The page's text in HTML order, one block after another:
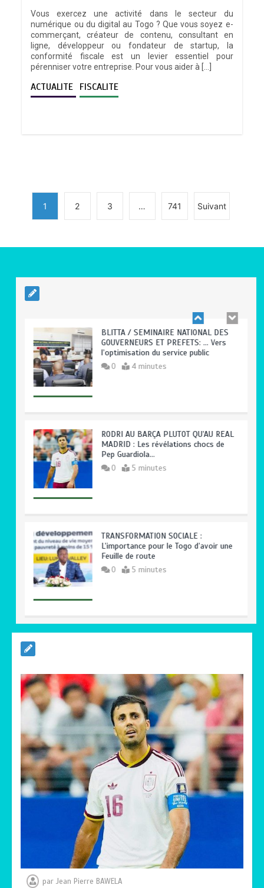
Vous exercez une activité dans le secteur du
numérique ou du digital au Togo ? Que vous soyez e-
commerçant, créateur de contenu, consultant en
ligne, développeur ou fondateur de startup, la
conformité fiscale est un levier essentiel pour
pérenniser votre entreprise. Pour vous aider à […]
ACTUALITE FISCALITE
1 2 3 … 741 Suivant
RODRI AU BARÇA PLUTOT QU’AU REAL
MADRID : Les révélations chocs de
Pep Guardiola…
5 minutes
BLITTA / SEMINAIRE NATIONAL DES
GOUVERNEURS ET PREFETS: … Vers
l’optimisation du service public
0 4 minutes
RODRI AU BARÇA PLUTOT QU’AU REAL
MADRID : Les révélations chocs de
Pep Guardiola…
0 5 minutes
TRANSFORMATION SOCIALE :
L’importance pour le Togo d’avoir une
Feuille de route
0 5 minutes
par Jean Pierre BAWELA